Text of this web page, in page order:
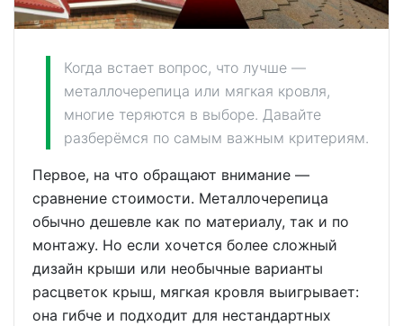
Когда встает вопрос, что лучше —
металлочерепица или мягкая кровля,
многие теряются в выборе. Давайте
разберёмся по самым важным критериям.
Первое, на что обращают внимание —
сравнение стоимости. Металлочерепица
обычно дешевле как по материалу, так и по
монтажу. Но если хочется более сложный
дизайн крыши или необычные варианты
расцветок крыш, мягкая кровля выигрывает:
она гибче и подходит для нестандартных